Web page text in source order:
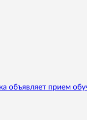
объявляет прием